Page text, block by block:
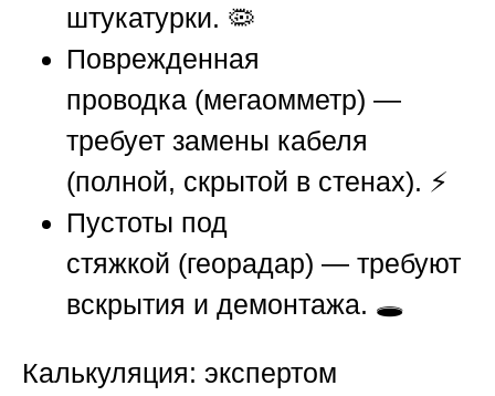
штукатурки. 🦠
Поврежденная
проводка (мегаомметр) —
требует замены кабеля
(полной, скрытой в стенах). ⚡
Пустоты под
стяжкой (георадар) — требуют
вскрытия и демонтажа. 🕳️
Калькуляция: экспертом